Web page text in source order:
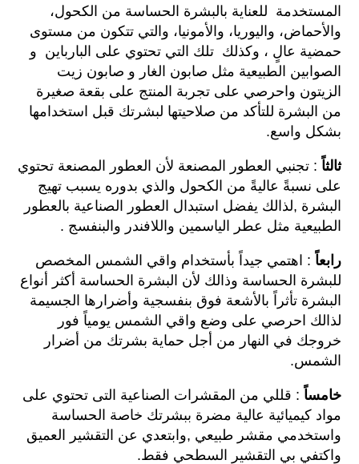
المستخدمة للعناية بالبشرة الحساسة من الكحول،
والأحماض، واليوريا، والأمونيا، والتي تتكون من مستوى
حمضية عالٍ ، وكذلك تلك التي تحتوي على البارباين و
الصوابين الطبيعية مثل صابون الغار و صابون زيت
الزيتون واحرصي على تجربة المنتج على بقعة صغيرة
من البشرة للتأكد من صلاحيتها لبشرتك قبل استخدامها
بشكل واسع.
ثالثاً : تجنبي العطور المصنعة لأن العطور المصنعة تحتوي
على نسبةً عاليةً من الكحول والذي بدوره يسبب تهيج
البشرة ,لذالك يفضل استبدال العطور الصناعية بالعطور
الطبيعية مثل عطر الياسمين واللافندر والبنفسج .
رابعاً : اهتمي جيداً بأستخدام واقي الشمس المخصص
للبشرة الحساسة وذالك لأن البشرة الحساسة أكثر أنواع
البشرة تأثراً بالأشعة فوق بنفسجية وأضرارها الجسيمة
لذالك احرصي على وضع واقي الشمس يومياً فور
خروجك في النهار من أجل حماية بشرتك من أضرار
الشمس.
خامسا : قللي من المقشرات الصناعية التى تحتوي على
مواد كيميائية عالية مضرة ببشرتك خاصة الحساسة
واستخدمي مقشر طبيعي ,وابتعدي عن التقشير العميق
واكتفي بي التقشير السطحي فقط.